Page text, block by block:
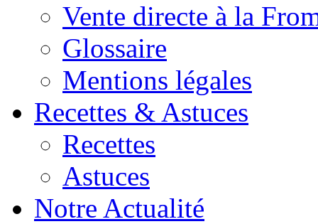
Vente directe à la
Glossaire
Mentions légales
Recettes & Astuces
Recettes
Astuces
Notre Actualité